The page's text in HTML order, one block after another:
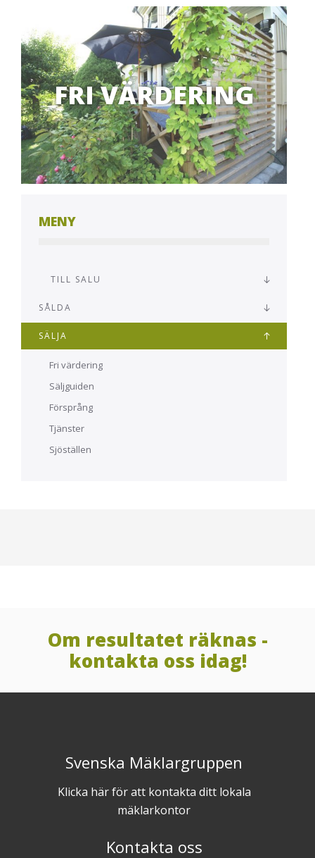
FRI VÄRDERING
MENY
TILL SALU
SÅLDA
SÄLJA
Fri värdering
Säljguiden
Försprång
Tjänster
Sjöställen
Om resultatet räknas -
kontakta oss idag!
Svenska Mäklargruppen
Klicka här för att kontakta ditt lokala
mäklarkontor
Kontakta oss